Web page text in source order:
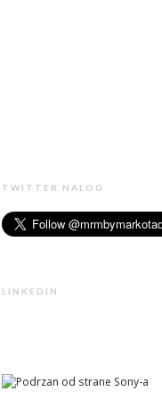
TWITTER NALOG
LINKEDIN